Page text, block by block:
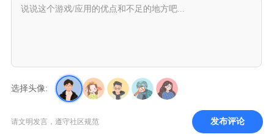
选择头像:
请文明发言，遵守社区规范 发布评论